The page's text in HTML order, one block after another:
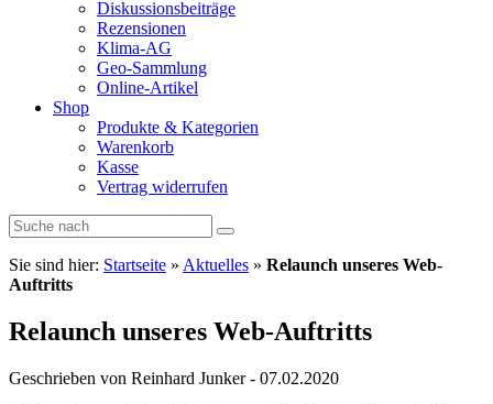
Diskussionsbeiträge
Rezensionen
Klima-AG
Geo-Sammlung
Online-Artikel
Shop
Produkte & Kategorien
Warenkorb
Kasse
Vertrag widerrufen
Sie sind hier: Startseite » Aktuelles » Relaunch unseres Web-
Auftritts
Relaunch unseres Web-Auftritts
Geschrieben von Reinhard Junker - 07.02.2020